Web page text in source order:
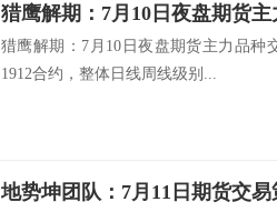
猎鹰解期：7月10日夜盘期货
猎鹰解期：7月10日夜盘期货主力品种
1912合约，整体日线周线级别...
地势坤团队：7月11日期货交易